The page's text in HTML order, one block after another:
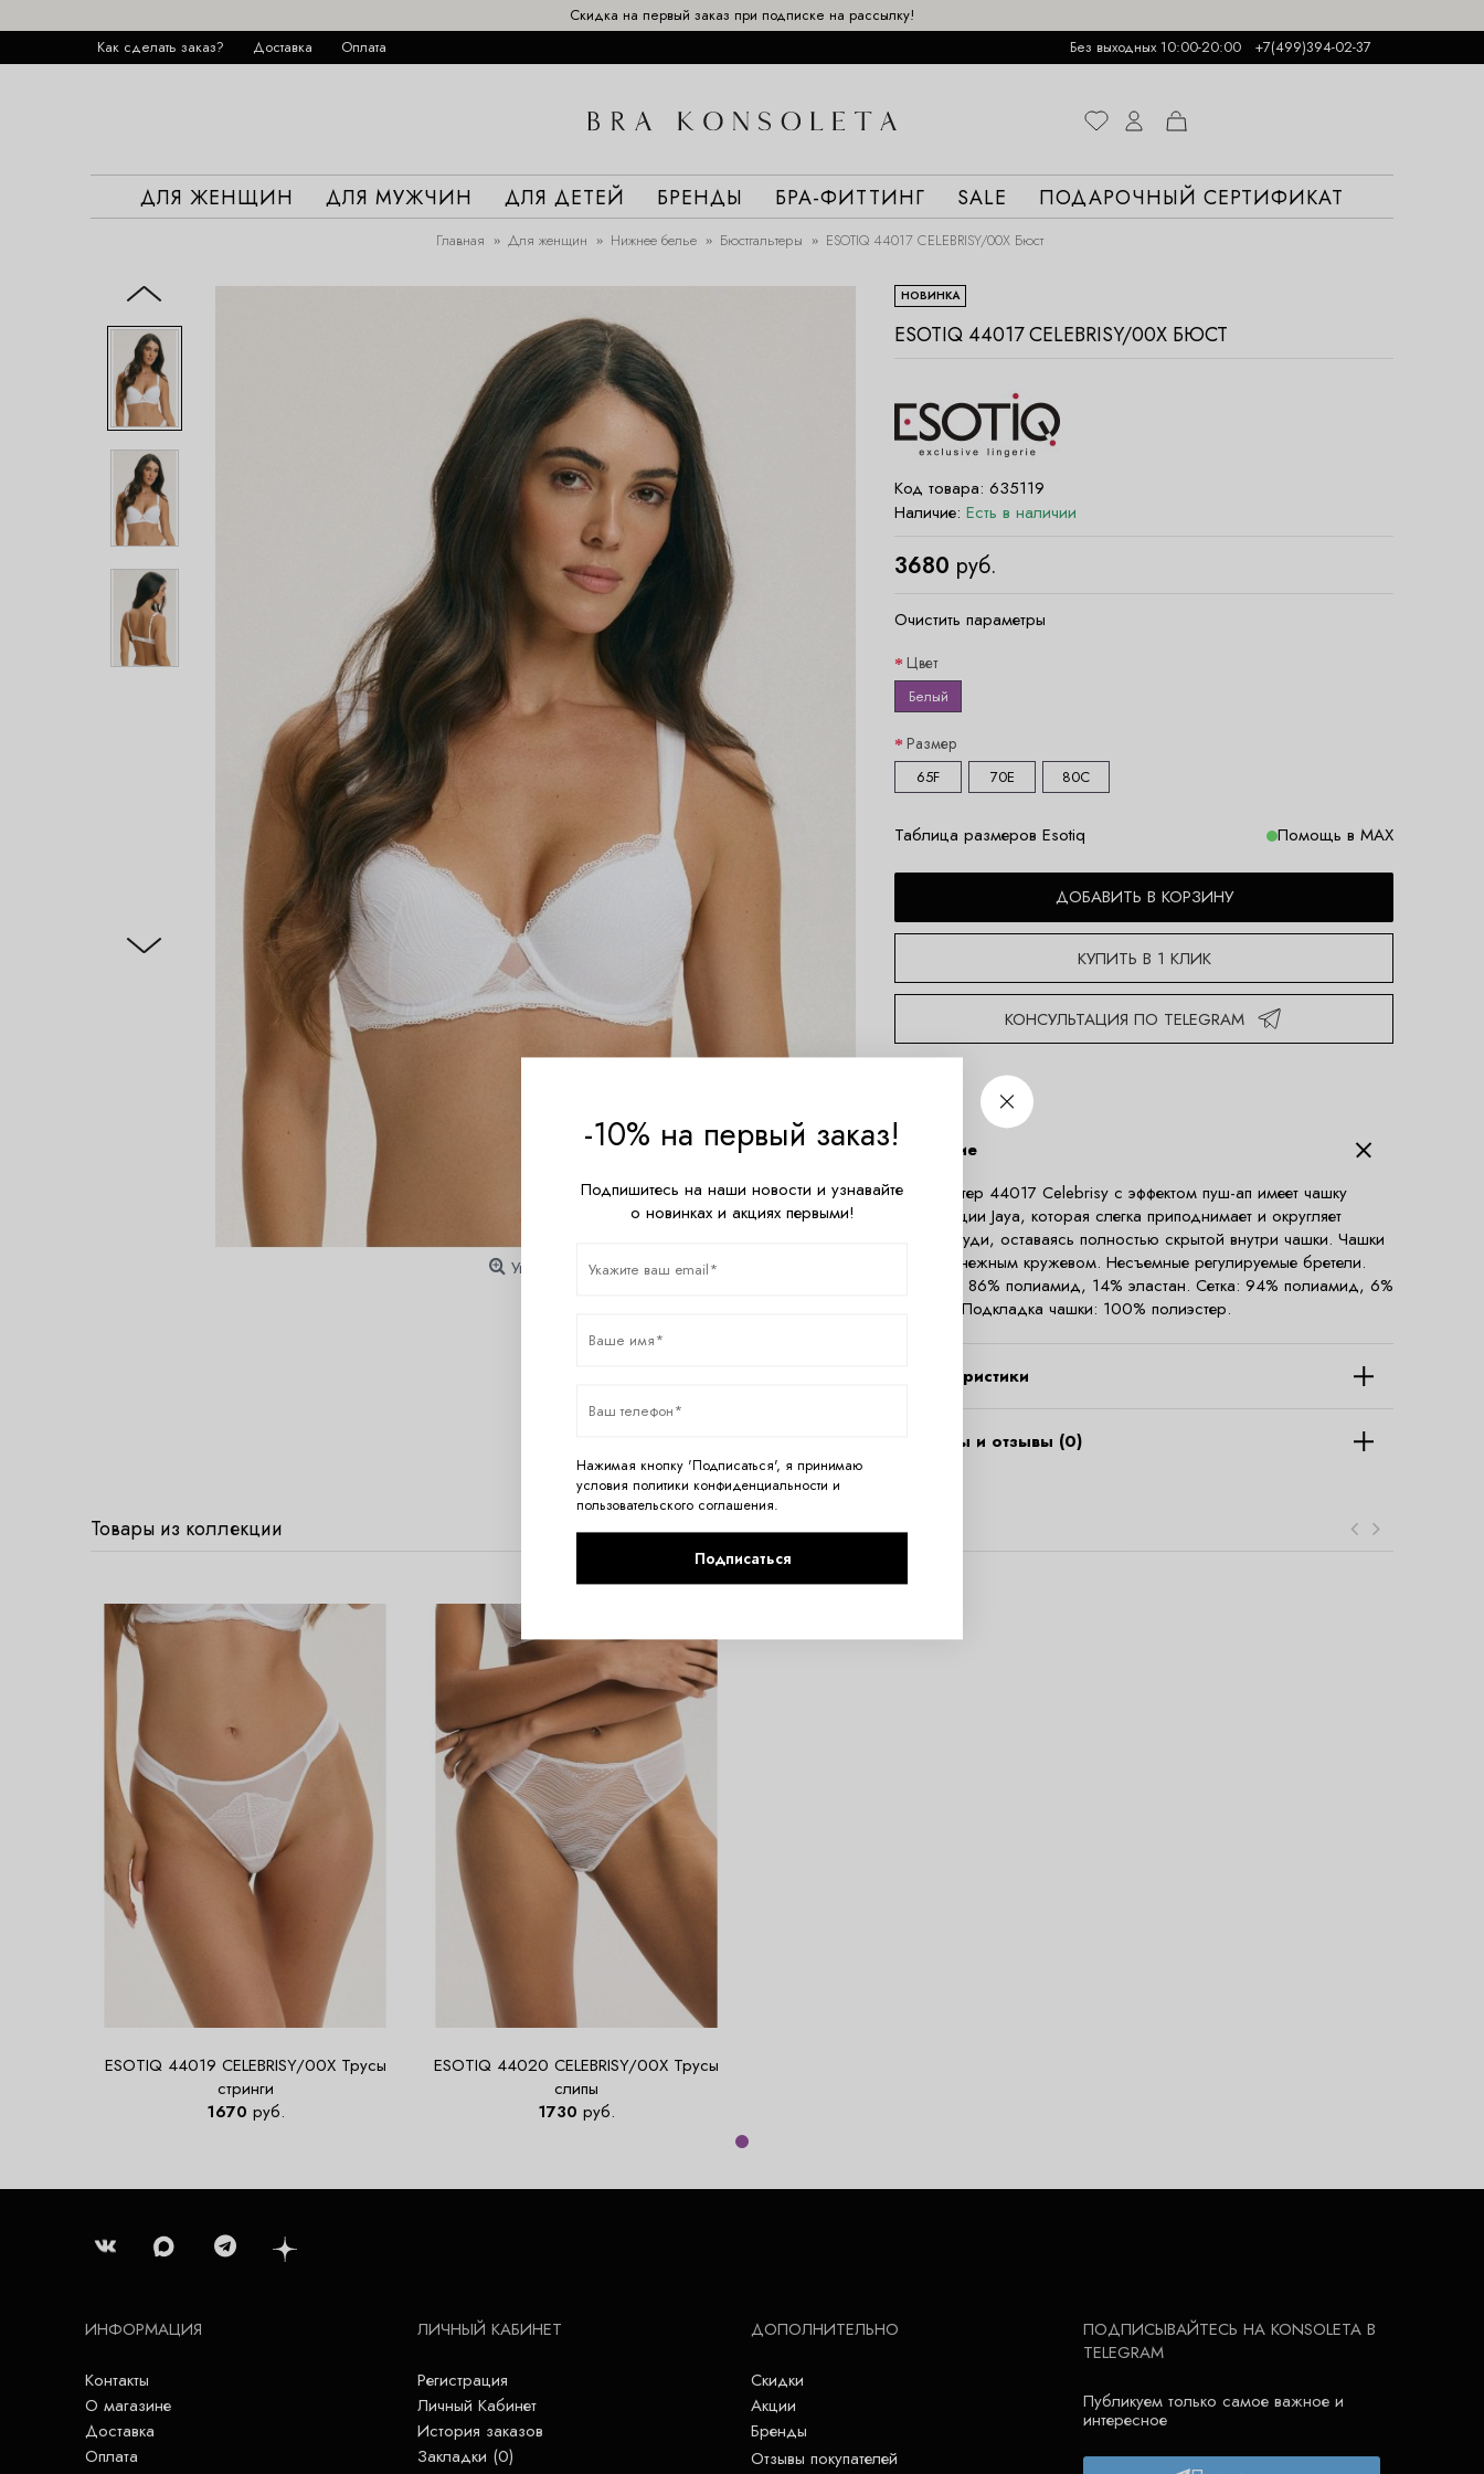
Скидка на первый заказ при подписке на рассылку!
Как сделать заказ?
Доставка Оплата Без выходных 10:00-20:00 +7(499)394-02-37
ДЛЯ ЖЕНЩИН ДЛЯ МУЖЧИН ДЛЯ ДЕТЕЙ БРЕНДЫ БРА-ФИТТИНГ SALE ПОДАРОЧНЫЙ СЕРТИФИКАТ
Главная Для женщин Нижнее белье Бюстгальтеры ESOTIQ 44017 CELEBRISY/00X Бюст
Увеличить
НОВИНКА
ESOTIQ 44017 CELEBRISY/00X БЮСТ
Код товара: 635119
Наличие: Есть в наличии
3680 руб.
Очистить параметры
Цвет
Белый
Размер
65F 70E 80C
Таблица размеров Esotiq Помощь в MAX
ДОБАВИТЬ В КОРЗИНУ
КУПИТЬ В 1 КЛИК
КОНСУЛЬТАЦИЯ ПО TELEGRAM
Описание
Бюстгальтер 44017 Celebrisy с эффектом пуш-ап имеет чашку
конструкции Jaya, которая слегка приподнимает и округляет
линию груди, оставаясь полностью скрытой внутри чашки. Чашки
покрыты нежным кружевом. Несъемные регулируемые бретели.
Кружево: 86% полиамид, 14% эластан. Сетка: 94% полиамид, 6%
эластан. Подкладка чашки: 100% полиэстер.
Характеристики
Вопросы и отзывы (0)
Товары из коллекции
ESOTIQ 44019 CELEBRISY/00X Трусы
стринги
1670 руб.
ESOTIQ 44020 CELEBRISY/00X Трусы
слипы
1730 руб.
ИНФОРМАЦИЯ
Контакты
О магазине
Доставка
Оплата
ЛИЧНЫЙ КАБИНЕТ
Регистрация
Личный Кабинет
История заказов
Закладки (0)
ДОПОЛНИТЕЛЬНО
Скидки
Акции
Бренды
Отзывы покупателей
ПОДПИСЫВАЙТЕСЬ НА KONSOLETA В
TELEGRAM
Публикуем только самое важное и
интересное
-10% на первый заказ!
Подпишитесь на наши новости и узнавайте
о новинках и акциях первыми!
Нажимая кнопку 'Подписаться', я принимаю
условия политики конфиденциальности и
пользовательского соглашения.
Подписаться